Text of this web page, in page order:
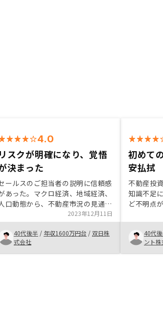
4.0
リスクが明確になり、覚悟
決まった
ールスのご担当者の説明に信頼感
あった。マクロ経済、地域経済、
口動態から、不動産市況の見通
し、および関連するリスクについて
得感のある説明をいただいた。最
終的には飲むこむことのできるリス
ク範囲であると納得でき、覚悟が決
った。実務のご担当者のスキルア
2023年12月11日
40代後半 / 年収1600万円台 /双日株
式会社
初めて
安払拭
不動産投
知識不足
ど不明点
ていませ
説明にて
た事と、
め、収支
工数を最
40代
ント